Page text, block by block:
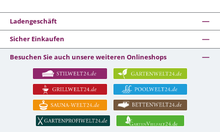
Ladengeschäft
Sicher Einkaufen
Besuchen Sie auch unsere weiteren Onlineshops